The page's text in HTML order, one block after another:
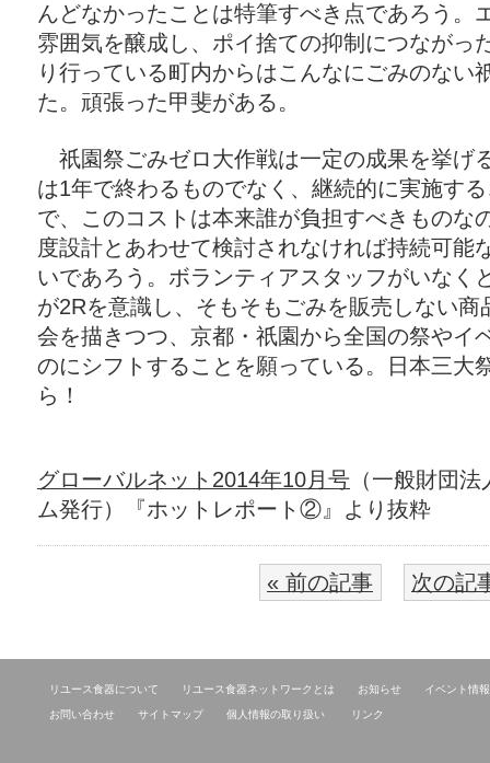
んどなかったことは特筆すべき点であろう。
雰囲気を醸成し、ポイ捨ての抑制につながっ
り行っている町内からはこんなにごみのない
た。頑張った甲斐がある。
祇園祭ごみゼロ大作戦は一定の成果を挙げ
は1年で終わるものでなく、継続的に実施す
で、このコストは本来誰が負担すべきものな
度設計とあわせて検討されなければ持続可能
いであろう。ボランティアスタッフがいなく
が2Rを意識し、そもそもごみを販売しない
会を描きつつ、京都・祇園から全国の祭やイ
のにシフトすることを願っている。日本三大
ら！
グローバルネット2014年10月号 （一般財団
ム発行）『ホットレポート②』より抜粋
« 前の記事 次の記
リユース食器について リユース食器ネットワークとは お知らせ イベント情報
お問い合わせ サイトマップ 個人情報の取り扱い リンク